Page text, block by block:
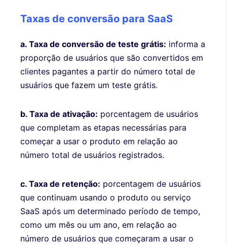
Taxas de conversão para SaaS
a. Taxa de conversão de teste grátis: informa a
proporção de usuários que são convertidos em
clientes pagantes a partir do número total de
usuários que fazem um teste grátis.
b. Taxa de ativação: porcentagem de usuários
que completam as etapas necessárias para
começar a usar o produto em relação ao
número total de usuários registrados.
c. Taxa de retenção: porcentagem de usuários
que continuam usando o produto ou serviço
SaaS após um determinado período de tempo,
como um mês ou um ano, em relação ao
número de usuários que começaram a usar o